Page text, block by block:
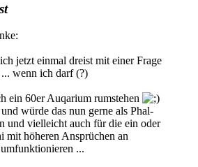
jetzt einmal dreist mit einer Frage
wenn ich darf (?)
ein 60er Auqarium rumstehen
würde das nun gerne als Phal-
und vielleicht auch für die ein oder
mit höheren Ansprüchen an
...